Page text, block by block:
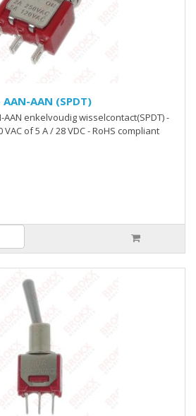
AAN (SPDT)
enkelvoudig wisselcontact(SPDT) -
of 5 A / 28 VDC - RoHS compliant